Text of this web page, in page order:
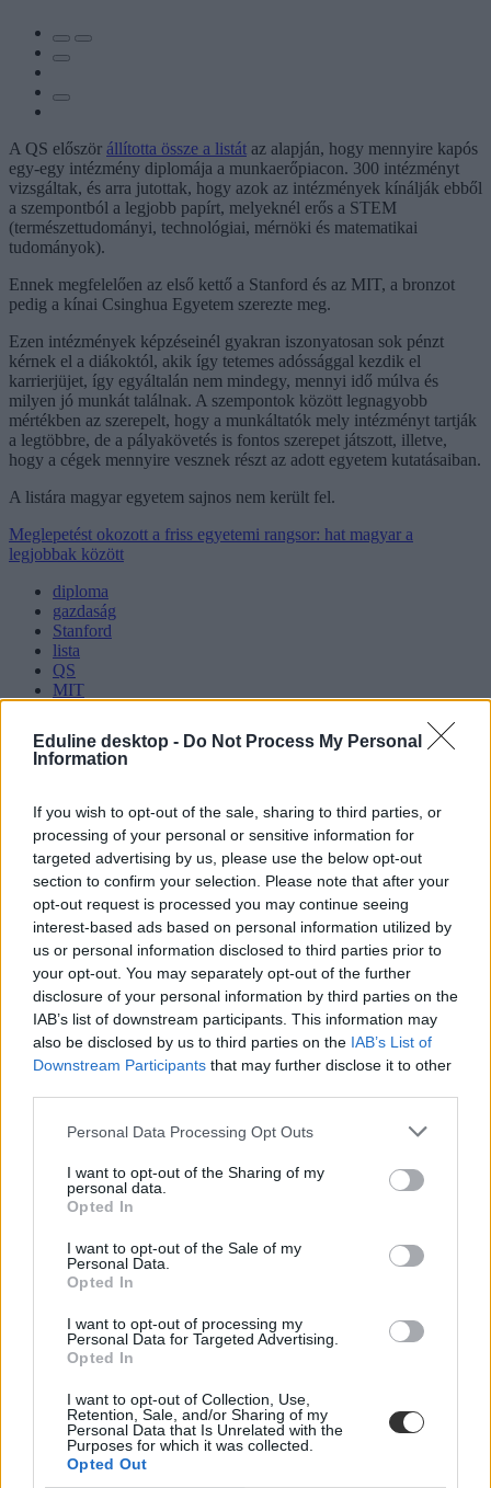
Eduline desktop - Do Not Process My Personal
Information
If you wish to opt-out of the sale, sharing to third parties, or
processing of your personal or sensitive information for
targeted advertising by us, please use the below opt-out
section to confirm your selection. Please note that after your
opt-out request is processed you may continue seeing
interest-based ads based on personal information utilized by
us or personal information disclosed to third parties prior to
your opt-out. You may separately opt-out of the further
disclosure of your personal information by third parties on the
IAB’s list of downstream participants. This information may
also be disclosed by us to third parties on the IAB’s List of
Downstream Participants that may further disclose it to other
Personal Data Processing Opt Outs
I want to opt-out of the Sharing of my
personal data.
Opted In
I want to opt-out of the Sale of my
Personal Data.
Opted In
I want to opt-out of processing my
Personal Data for Targeted Advertising.
Opted In
I want to opt-out of Collection, Use,
Retention, Sale, and/or Sharing of my
Personal Data that Is Unrelated with the
Purposes for which it was collected.
Opted Out
A QS először állította össze a listát az alapján, hogy mennyire kapós
egy-egy intézmény diplomája a munkaerőpiacon. 300 intézményt
vizsgáltak, és arra jutottak, hogy azok az intézmények kínálják ebből
a szempontból a legjobb papírt, melyeknél erős a STEM
(természettudományi, technológiai, mérnöki és matematikai
tudományok).
Ennek megfelelően az első kettő a Stanford és az MIT, a bronzot
pedig a kínai Csinghua Egyetem szerezte meg.
Ezen intézmények képzéseinél gyakran iszonyatosan sok pénzt
kérnek el a diákoktól, akik így tetemes adóssággal kezdik el
karrierjüjet, így egyáltalán nem mindegy, mennyi idő múlva és
milyen jó munkát találnak. A szempontok között legnagyobb
mértékben az szerepelt, hogy a munkáltatók mely intézményt tartják
a legtöbbre, de a pályakövetés is fontos szerepet játszott, illetve,
hogy a cégek mennyire vesznek részt az adott egyetem kutatásaiban.
A listára magyar egyetem sajnos nem került fel.
Meglepetést okozott a friss egyetemi rangsor: hat magyar a
legjobbak között
diploma
gazdaság
Stanford
lista
QS
MIT
Hozzászólások
Több mint kétszer annyi diák jutott be a
felsőoktatásba, mint ahány kollégiumi férőhely
összesen van
Nemcsak abban vannak jelentős különbségek az egyetemek között,
hogy hány kollégiumi férőhely jut a hallgatókra, a térítési díj összege
sem egységes. Míg a BME-n 100 újonnan felvett egyetemistára 76
intézményekben. Megnéztük, hol mekkora a kollégiumi kapacitás,
Felsőoktatás
Szöllősi Anna
Dolgoznának az egyetem mellett, mégsem
vállalhatnak diákmunkát – több mint százezer
levelezős hallgatót érinthet a szabály
„Szinte bárhol voltam állásinterjún, mikor megtudták, hogy levelező
tagozatos hallgató vagyok, egyből húzni kezdték a szájukat” –
azonban korántsem egyedi: több levelezős hallgató számolt be
hasonló nehézségekről.
Campus life
Kovács Dóri